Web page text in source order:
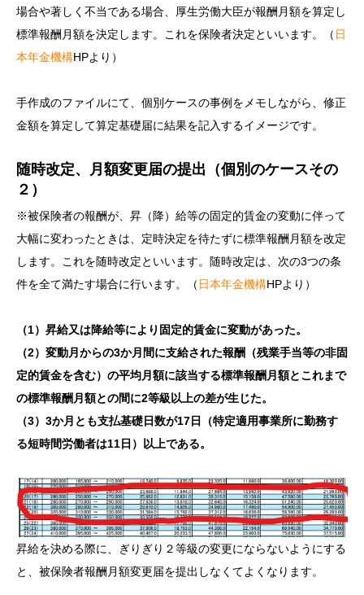
場合や著しく不当である場合、厚生労働大臣が報酬月額を算定し
標準報酬月額を決定します。これを保険者決定といいます。（ 日
本年金機構HPより）
手作成のファイルにて、個別ケースの事例をメモしながら、修正
金額を算定して算定基礎届に結果を記入するイメージです。
随時改定、月額変更届の提出（個別のケースその
２）
※被保険者の報酬が、昇（降）給等の固定的賃金の変動に伴って
大幅に変わったときは、定時決定を待たずに標準報酬月額を改定
します。これを随時改定といいます。随時改定は、次の3つの条
件を全て満たす場合に行います。（ 日本年金機構HPより）
（1）昇給又は降給等により固定的賃金に変動があった。
（2）変動月からの3か月間に支給された報酬（残業手当等の非固
定的賃金を含む）の平均月額に該当する標準報酬月額とこれまで
の標準報酬月額との間に2等級以上の差が生じた。
（3）3か月とも支払基礎日数が17日（特定適用事業所に勤務す
る短時間労働者は11日）以上である。
昇給を決める際に、ぎりぎり２等級の変更にならないようにする
と、被保険者報酬月額変更届を提出しなくてよくなります。